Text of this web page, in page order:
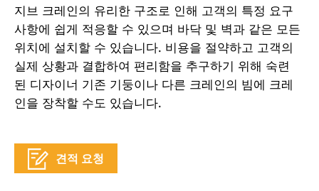
지브 크레인의 유리한 구조로 인해 고객의 특정 요구
사항에 쉽게 적응할 수 있으며 바닥 및 벽과 같은 모든
위치에 설치할 수 있습니다. 비용을 절약하고 고객의
실제 상황과 결합하여 편리함을 추구하기 위해 숙련
된 디자이너 기존 기둥이나 다른 크레인의 빔에 크레
인을 장착할 수도 있습니다.
견적 요청